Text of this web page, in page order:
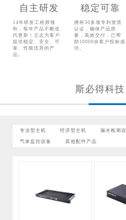
自主研发
14年研发工程师领
衔，每年产品不断迭
代更新！立志为客户
提供稳定、安全、可
靠、性能优异的产
品。
稳定可靠
拥有30多项专利资质
认证，确保产品质
量，高效交付，已帮
助10000余客户投标成
功。
斯必得科技
专业型主机 经济型主机 漏水检测
气体监控设备 其他配件产品